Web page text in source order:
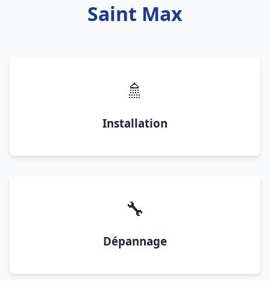
Saint Max
🚿
Installation
🔧
Dépannage